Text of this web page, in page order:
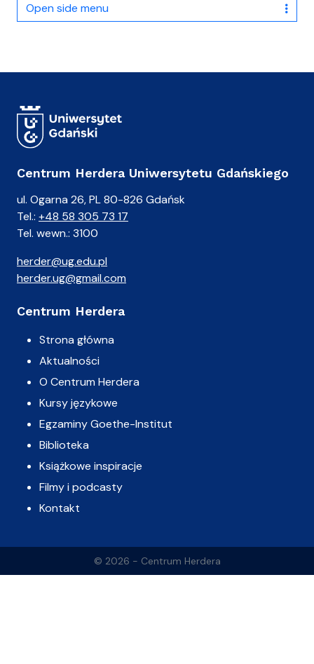
Open side menu
Centrum Herdera Uniwersytetu Gdańskiego
ul. Ogarna 26, PL 80-826 Gdańsk
Tel.: +48 58 305 73 17
Tel. wewn.: 3100
herder@ug.edu.pl
herder.ug@gmail.com
Centrum Herdera
Strona główna
Aktualności
O Centrum Herdera
Kursy językowe
Egzaminy Goethe-Institut
Biblioteka
Książkowe inspiracje
Filmy i podcasty
Kontakt
© 2026 - Centrum Herdera